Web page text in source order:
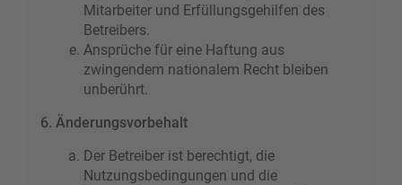
Mitarbeiter und Erfüllungsgehilfen des
Betreibers.
Ansprüche für eine Haftung aus
zwingendem nationalem Recht bleiben
unberührt.
6. Änderungsvorbehalt
Der Betreiber ist berechtigt, die
Nutzungsbedingungen und die